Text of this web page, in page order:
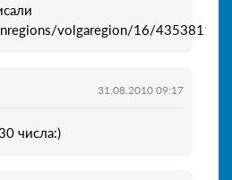
volgaregion/16/4353811
31.08.2010 09:17
числа:)